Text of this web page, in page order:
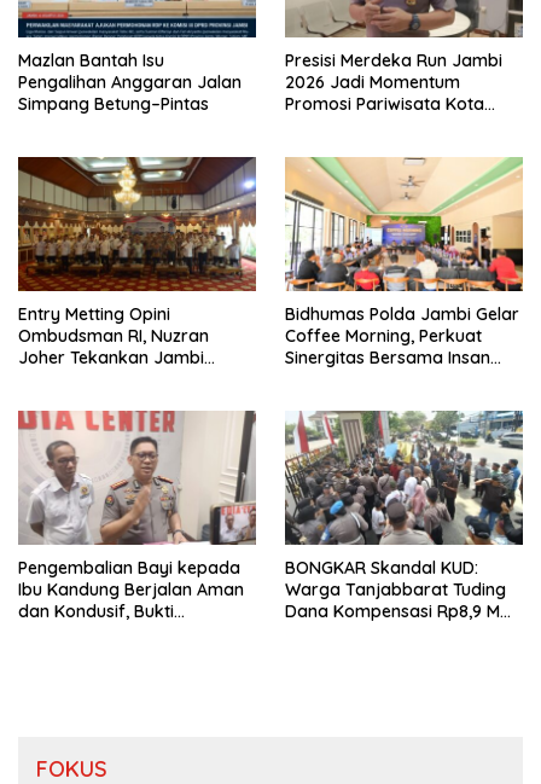
Mazlan Bantah Isu
Pengalihan Anggaran Jalan
Simpang Betung–Pintas
Presisi Merdeka Run Jambi
2026 Jadi Momentum
Promosi Pariwisata Kota
Entry Metting Opini
Ombudsman RI, Nuzran
Joher Tekankan Jambi
Bidhumas Polda Jambi Gelar
Coffee Morning, Perkuat
Sinergitas Bersama Insan
Pengembalian Bayi kepada
Ibu Kandung Berjalan Aman
dan Kondusif, Bukti
BONGKAR Skandal KUD:
Warga Tanjabbarat Tuding
Dana Kompensasi Rp8,9 M
FOKUS